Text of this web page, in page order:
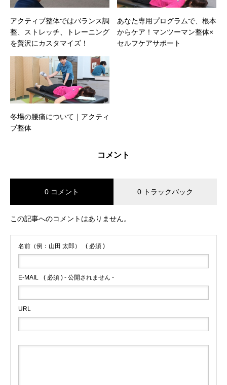
アクティブ整体ではバランス調
整、ストレッチ、トレーニング
を贅沢にカスタマイズ！
あなた専用プログラムで、根本
からケア！マンツーマン整体×
セルフケアサポート
冬場の腰痛について｜アクティ
ブ整体
コメント
0 コメント 0 トラックバック
この記事へのコメントはありません。
名前（例：山田 太郎） ( 必須 )
E-MAIL ( 必須 ) - 公開されません -
URL